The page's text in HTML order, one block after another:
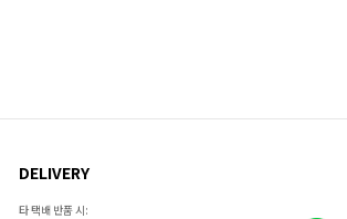
DELIVERY
타 택배 반품 시: